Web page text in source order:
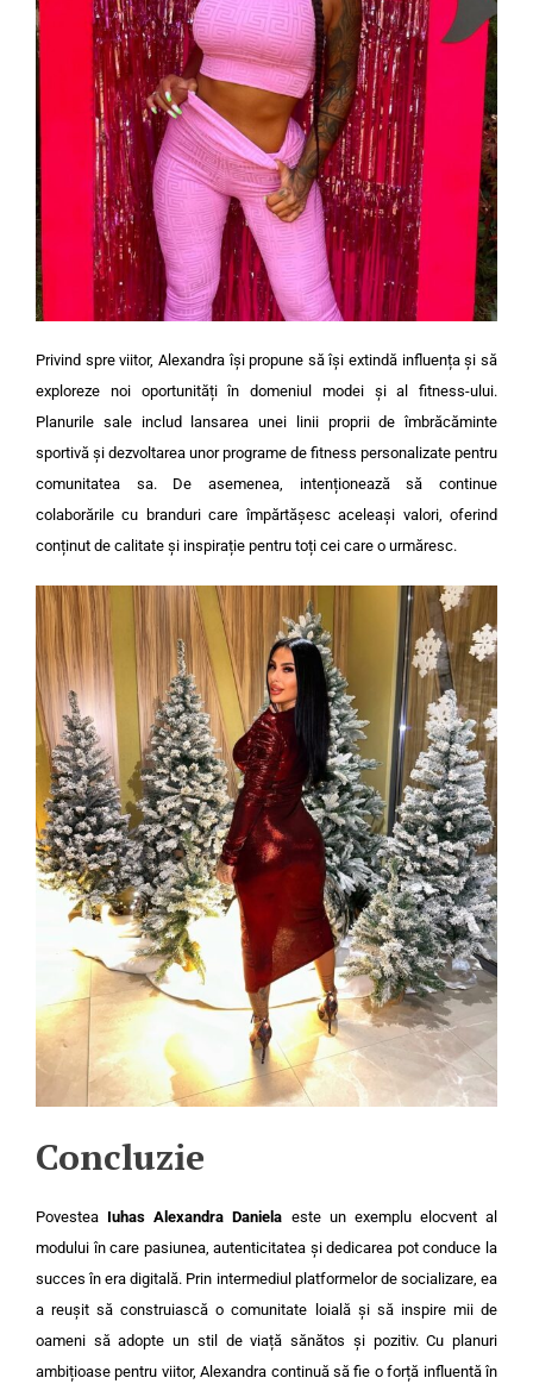
Privind spre viitor, Alexandra își propune să își extindă influența și să
exploreze noi oportunități în domeniul modei și al fitness-ului.
Planurile sale includ lansarea unei linii proprii de îmbrăcăminte
sportivă și dezvoltarea unor programe de fitness personalizate pentru
comunitatea sa. De asemenea, intenționează să continue
colaborările cu branduri care împărtășesc aceleași valori, oferind
conținut de calitate și inspirație pentru toți cei care o urmăresc.
Concluzie
Povestea Iuhas Alexandra Daniela este un exemplu elocvent al
modului în care pasiunea, autenticitatea și dedicarea pot conduce la
succes în era digitală. Prin intermediul platformelor de socializare, ea
a reușit să construiască o comunitate loială și să inspire mii de
oameni să adopte un stil de viață sănătos și pozitiv. Cu planuri
ambițioase pentru viitor, Alexandra continuă să fie o forță influentă în